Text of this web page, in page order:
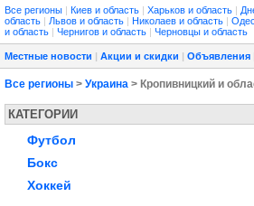
Все регионы | Киев и область | Харьков и область |
область | Львов и область | Николаев и область |
и область | Чернигов и область | Черновцы и область
Местные новости | Акции и скидки | Объявления
Все регионы > Украина > Кропивницкий и
КАТЕГОРИИ
Футбол
Бокс
Хоккей